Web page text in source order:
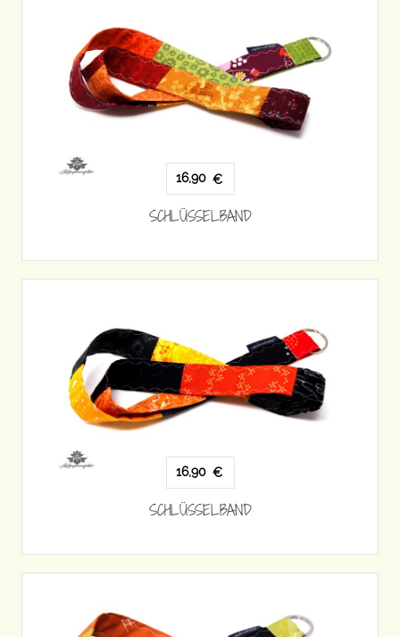
16,90 €
SCHLÜSSELBAND
16,90 €
SCHLÜSSELBAND